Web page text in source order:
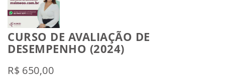
CURSO DE AVALIAÇÃO DE
DESEMPENHO (2024)
R$ 650,00